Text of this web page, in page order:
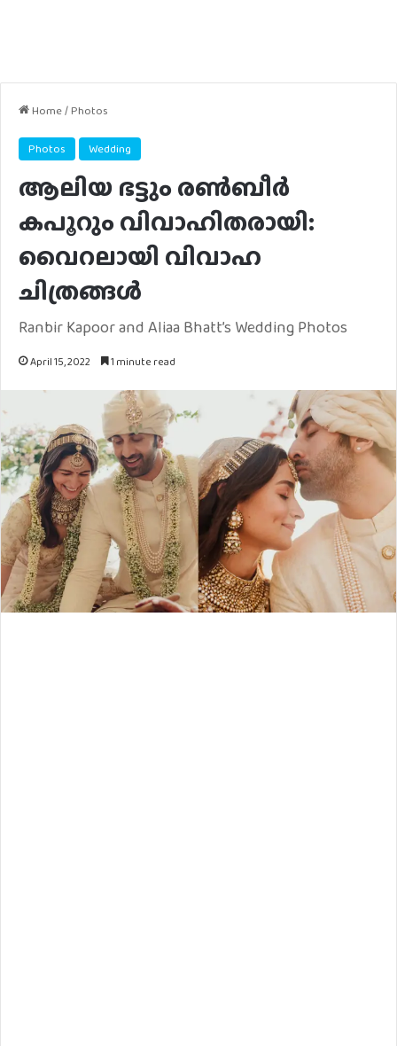
Home/Photos
Photos Wedding
ആലിയ ഭട്ടും രണ്‍ബീര്‍
കപൂറും വിവാഹിതരായി:
വൈറലായി വിവാഹ
ചിത്രങ്ങള്‍
Ranbir Kapoor and Aliaa Bhatt’s Wedding Photos
April 15, 2022 1 minute read